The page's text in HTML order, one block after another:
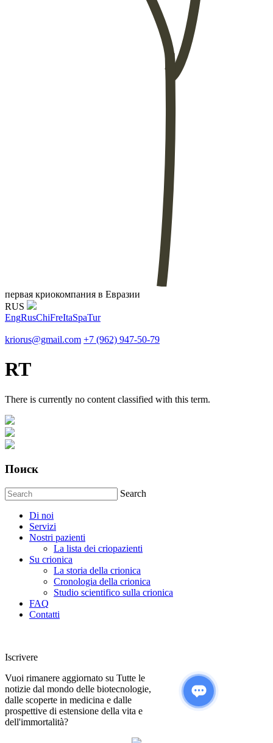
первая криокомпания в Евразии
RUS
EngRusChiFreItaSpaTur
kriorus@gmail.com +7 (962) 947-50-79
RT
There is currently no content classified with this term.
Поиск
Search
Di noi
Servizi
Nostri pazienti
La lista dei criopazienti
Su crionica
La storia della crionica
Сronologia della crionica
Studio scientifico sulla crionica
FAQ
Contatti
Iscrivere
Vuoi rimanere aggiornato su Tutte le
notizie dal mondo delle biotecnologie,
dalle scoperte in medicina e dalle
prospettive di estensione della vita e
dell'immortalità?